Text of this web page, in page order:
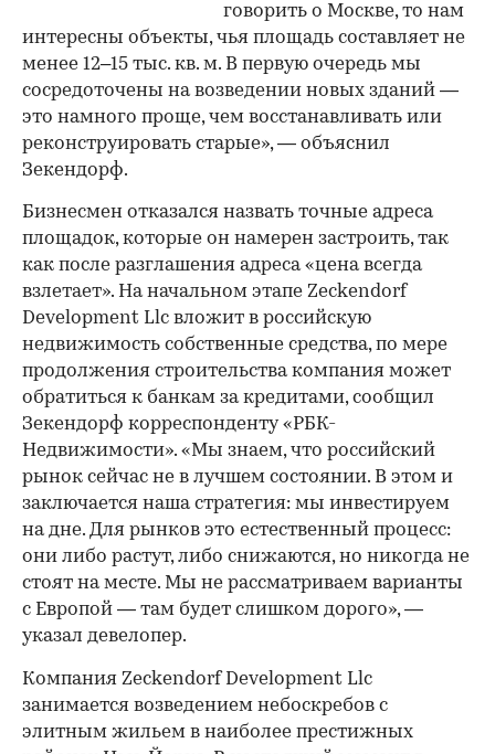
говорить о Москве, то нам
интересны объекты, чья площадь составляет не
менее 12–15 тыс. кв. м. В первую очередь мы
сосредоточены на возведении новых зданий —
это намного проще, чем восстанавливать или
реконструировать старые», — объяснил
Зекендорф.
Бизнесмен отказался назвать точные адреса
площадок, которые он намерен застроить, так
как после разглашения адреса «цена всегда
взлетает». На начальном этапе Zeckendorf
Development Llc вложит в российскую
недвижимость собственные средства, по мере
продолжения строительства компания может
обратиться к банкам за кредитами, сообщил
Зекендорф корреспонденту «РБК-
Недвижимости». «Мы знаем, что российский
рынок сейчас не в лучшем состоянии. В этом и
заключается наша стратегия: мы инвестируем
на дне. Для рынков это естественный процесс:
они либо растут, либо снижаются, но никогда не
стоят на месте. Мы не рассматриваем варианты
с Европой — там будет слишком дорого», —
указал девелопер.
Компания Zeckendorf Development Llc
занимается возведением небоскребов с
элитным жильем в наиболее престижных